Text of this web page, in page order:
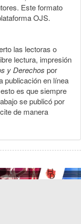
Este formato
OJS.
las lectoras o
lectura, impresión
y Derechos por
publicación en línea
es que siempre
se publicó por
de manera